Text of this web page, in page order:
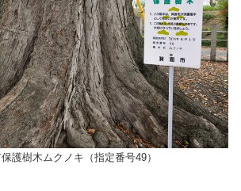
護樹木ムクノキ（指定番号49）